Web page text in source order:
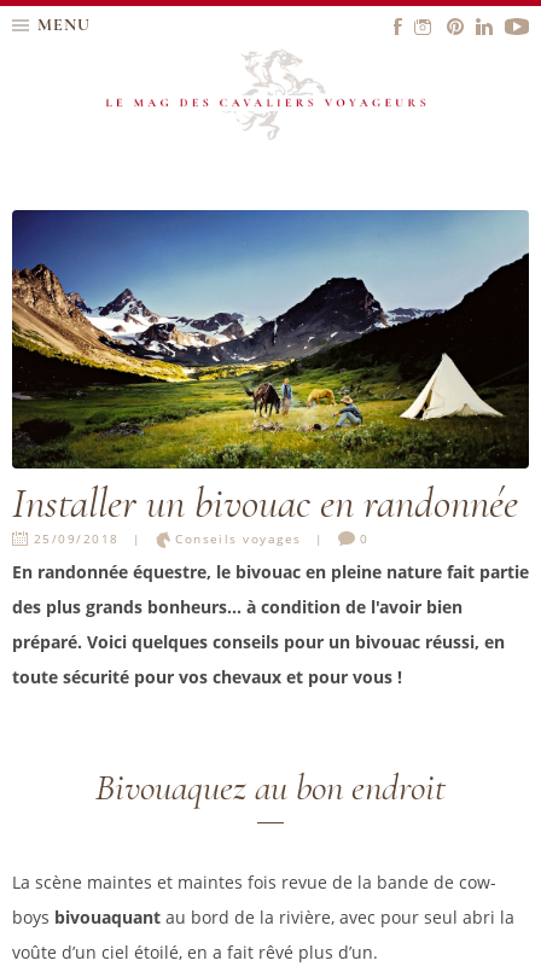
MENU
Installer un bivouac en randonnée
25/09/2018 Conseils voyages 0
En randonnée équestre, le bivouac en pleine nature fait partie
des plus grands bonheurs... à condition de l'avoir bien
préparé. Voici quelques conseils pour un bivouac réussi, en
toute sécurité pour vos chevaux et pour vous !
Bivouaquez au bon endroit
La scène maintes et maintes fois revue de la bande de cow-
boys bivouaquant au bord de la rivière, avec pour seul abri la
voûte d’un ciel étoilé, en a fait rêvé plus d’un.